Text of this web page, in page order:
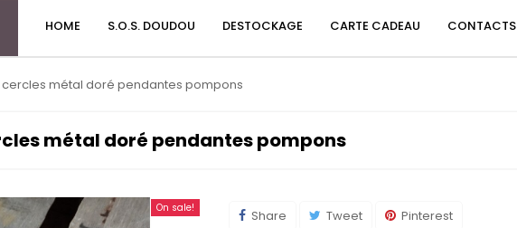
HOME S.O.S. DOUDOU DESTOCKAGE CARTE CADEAU CONTACTS
métal doré pendantes pompons
métal doré pendantes pompons
On sale! Share Tweet Pinterest